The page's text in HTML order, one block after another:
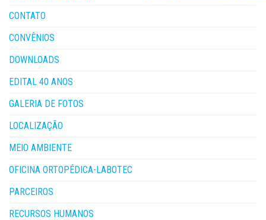
CONTATO
CONVÊNIOS
DOWNLOADS
EDITAL 40 ANOS
GALERIA DE FOTOS
LOCALIZAÇÃO
MEIO AMBIENTE
OFICINA ORTOPÉDICA-LABOTEC
PARCEIROS
RECURSOS HUMANOS